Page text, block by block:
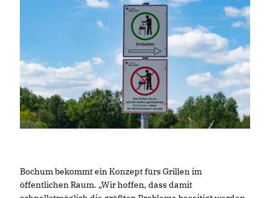
Bochum bekommt ein Konzept fürs Grillen im
öffentlichen Raum. „Wir hoffen, dass damit